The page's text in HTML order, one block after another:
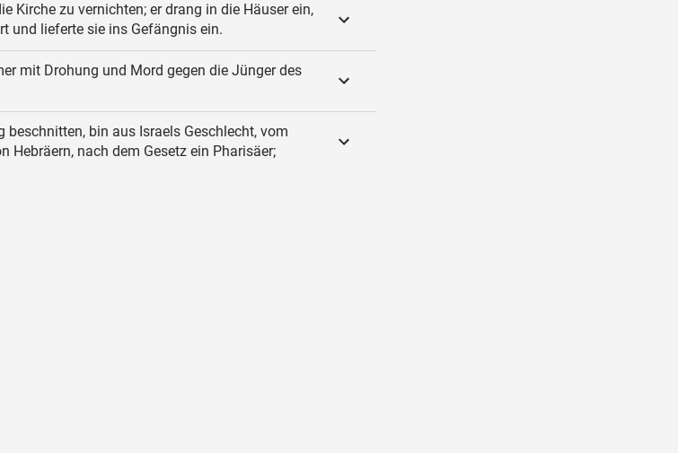
Kirche zu vernichten; er drang in die Häuser ein,
und lieferte sie ins Gefängnis ein.
mit Drohung und Mord gegen die Jünger des
beschnitten, bin aus Israels Geschlecht, vom
Hebräern, nach dem Gesetz ein Pharisäer;